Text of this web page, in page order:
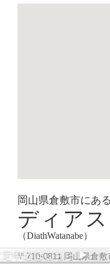
岡山県倉敷市にあ
ディア
（DiathWatanabe）
〒710-0811 岡山県倉敷
申込はこちら ▶︎